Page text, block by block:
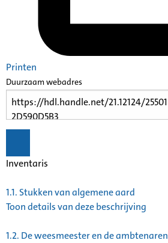
Printen
Duurzaam webadres
Inventaris
1.1. Stukken van algemene aard
Toon details van deze beschrijving
1.2. De weesmeester en de ambtenaren